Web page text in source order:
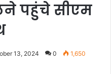
पहुंचे सीएम
13, 2024 0 1,650